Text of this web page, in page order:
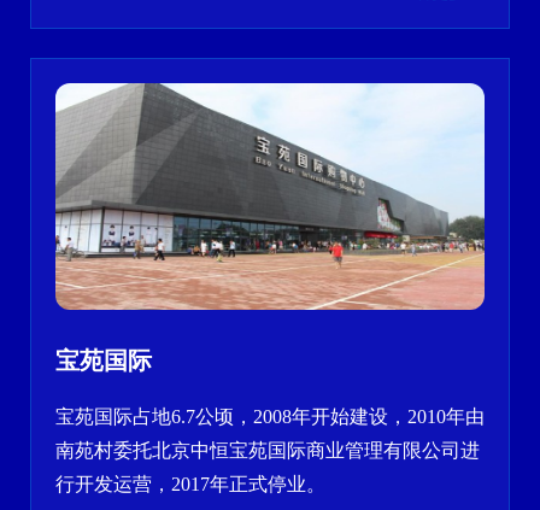
宝苑国际
宝苑国际占地6.7公顷，2008年开始建设，2010年由
南苑村委托北京中恒宝苑国际商业管理有限公司进
行开发运营，2017年正式停业。